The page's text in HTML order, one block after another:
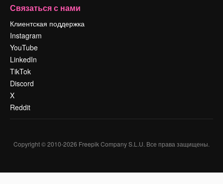
Связаться с нами
Клиентская поддержка
Instagram
YouTube
LinkedIn
TikTok
Discord
X
Reddit
Copyright © 2010-2026 Freepik Company S.L.U. Все права защищены.